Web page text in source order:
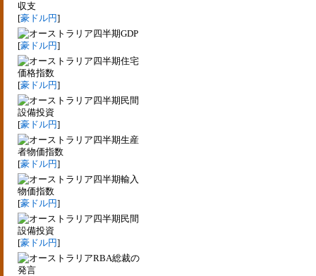
収支
[豪ドル円]
四半期GDP
[豪ドル円]
四半期住宅
価格指数
[豪ドル円]
四半期民間
設備投資
[豪ドル円]
四半期生産
者物価指数
[豪ドル円]
四半期輸入
物価指数
[豪ドル円]
四半期民間
設備投資
[豪ドル円]
RBA総裁の
発言